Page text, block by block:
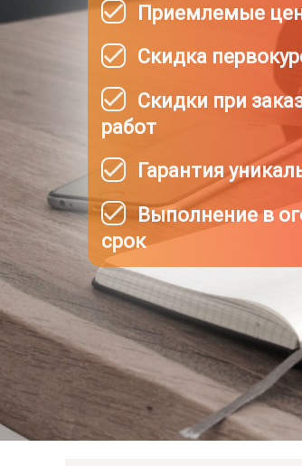
Приемлемые
Скидка
Скидки при
работ
Гарантия
Выполнение в
срок